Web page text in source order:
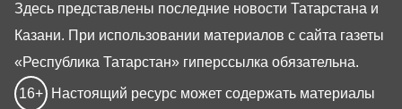
Здесь представлены последние новости Татарстана и
Казани. При использовании материалов с сайта газеты
«Республика Татарстан» гиперссылка обязательна.
16+ Настоящий ресурс может содержать материалы